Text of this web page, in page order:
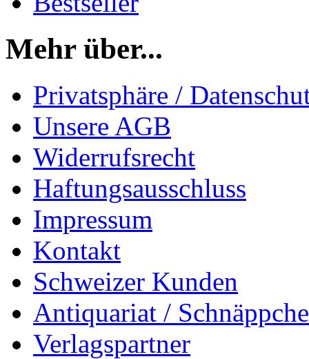
Mehr über...
Privatsphäre /
Unsere AGB
Widerrufsrecht
Haftungsausschluss
Impressum
Kontakt
Schweizer Kunden
Antiquariat /
Verlagspartner